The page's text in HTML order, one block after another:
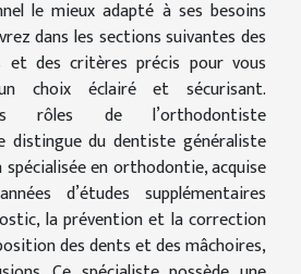
le mieux adapté à ses besoins
dans les sections suivantes des
et des critères précis pour vous
choix éclairé et sécurisant.
rôles de l’orthodontiste
distingue du dentiste généraliste
en orthodontie, acquise
d’études supplémentaires
la prévention et la correction
des dents et des mâchoires,